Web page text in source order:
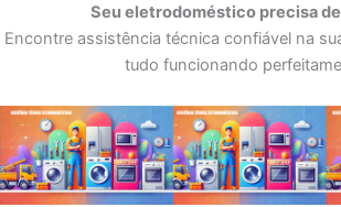
Seu eletrodoméstico precisa
Encontre assistência técnica confiável na
tudo funcionando